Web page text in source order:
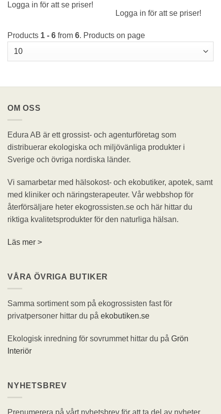
Logga in för att se priser!
Logga in för att se priser!
Products 1 - 6 from 6. Products on page
OM OSS
Edura AB är ett grossist- och agenturföretag som
distribuerar ekologiska och miljövänliga produkter i
Sverige och övriga nordiska länder.
Vi samarbetar med hälsokost- och ekobutiker, apotek, samt
med kliniker och näringsterapeuter. Vår webbshop för
återförsäljare heter ekogrossisten.se och här hittar du
riktiga kvalitetsprodukter för den naturliga hälsan.
Läs mer >
VÅRA ÖVRIGA BUTIKER
Samma sortiment som på ekogrossisten fast för
privatpersoner hittar du på ekobutiken.se
Ekologisk inredning för sovrummet hittar du på Grön
Interiör
NYHETSBREV